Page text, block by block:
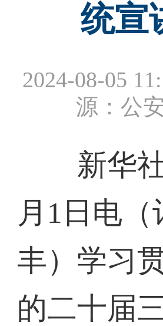
统宣
2024-08-05
源：公
新华社
月1日电（
丰）学习
的二十届